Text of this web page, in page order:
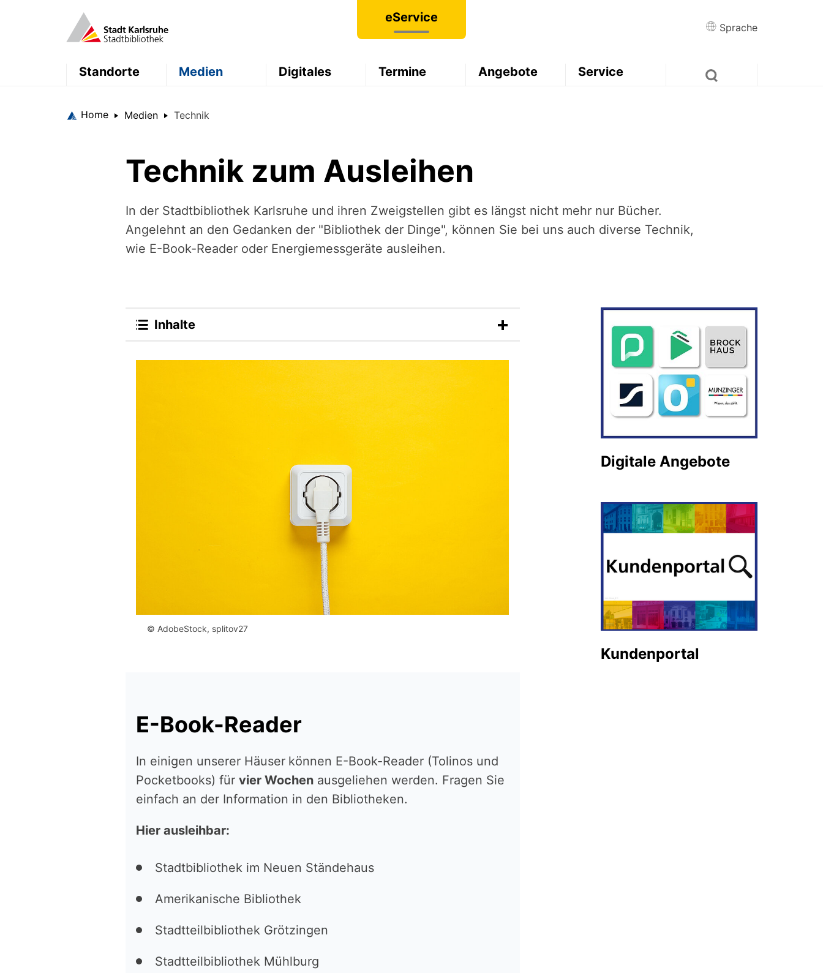
eService
Sprache
Standorte Medien Digitales Termine Angebote Service
Home Medien Technik
Technik zum Ausleihen
In der Stadtbibliothek Karlsruhe und ihren Zweigstellen gibt es längst nicht mehr nur Bücher.
Angelehnt an den Gedanken der "Bibliothek der Dinge", können Sie bei uns auch diverse Technik,
wie E-Book-Reader oder Energiemessgeräte ausleihen.
Inhalte
© AdobeStock, splitov27
E-Book-Reader
In einigen unserer Häuser können E-Book-Reader (Tolinos und
Pocketbooks) für vier Wochen ausgeliehen werden. Fragen Sie
einfach an der Information in den Bibliotheken.
Hier ausleihbar:
Stadtbibliothek im Neuen Ständehaus
Amerikanische Bibliothek
Stadtteilbibliothek Grötzingen
Stadtteilbibliothek Mühlburg
Digitale Angebote
Kundenportal